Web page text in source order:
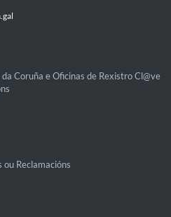
Coruña e Oficinas de Rexistro Cl@ve
ou Reclamacións